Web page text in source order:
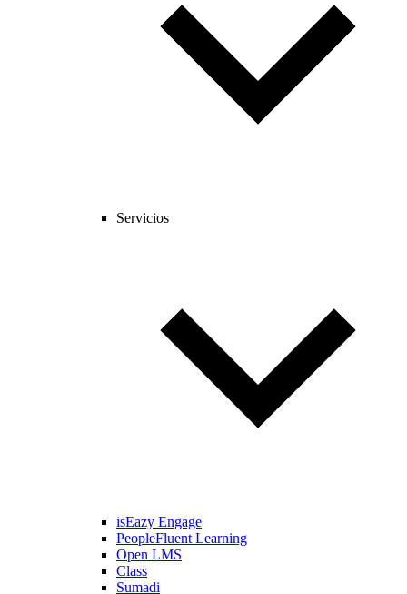
Servicios
isEazy Engage
PeopleFluent Learning
Open LMS
Class
Sumadi